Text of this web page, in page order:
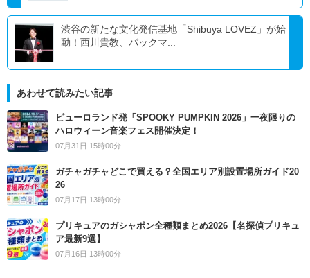
渋谷の新たな文化発信基地「Shibuya LOVEZ」が始
動！西川貴教、パックマ...
あわせて読みたい記事
ピューロランド発「SPOOKY PUMPKIN 2026」一夜限りの
ハロウィーン音楽フェス開催決定！
07月31日 15時00分
ガチャガチャどこで買える？全国エリア別設置場所ガイド20
26
07月17日 13時00分
プリキュアのガシャポン全種類まとめ2026【名探偵プリキュ
ア最新9選】
07月16日 13時00分